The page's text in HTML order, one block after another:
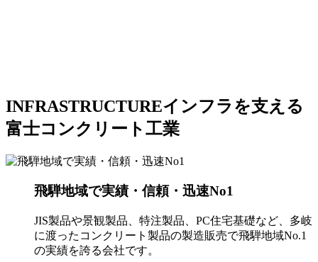
INFRASTRUCTUREインフラを支える
富士コンクリート工業
飛騨地域で実績・信頼・迅速No1
JIS製品や景観製品、特注製品、PC住宅基礎など、多岐
に渡ったコンクリート製品の製造販売で飛騨地域No.1
の実績を誇る会社です。